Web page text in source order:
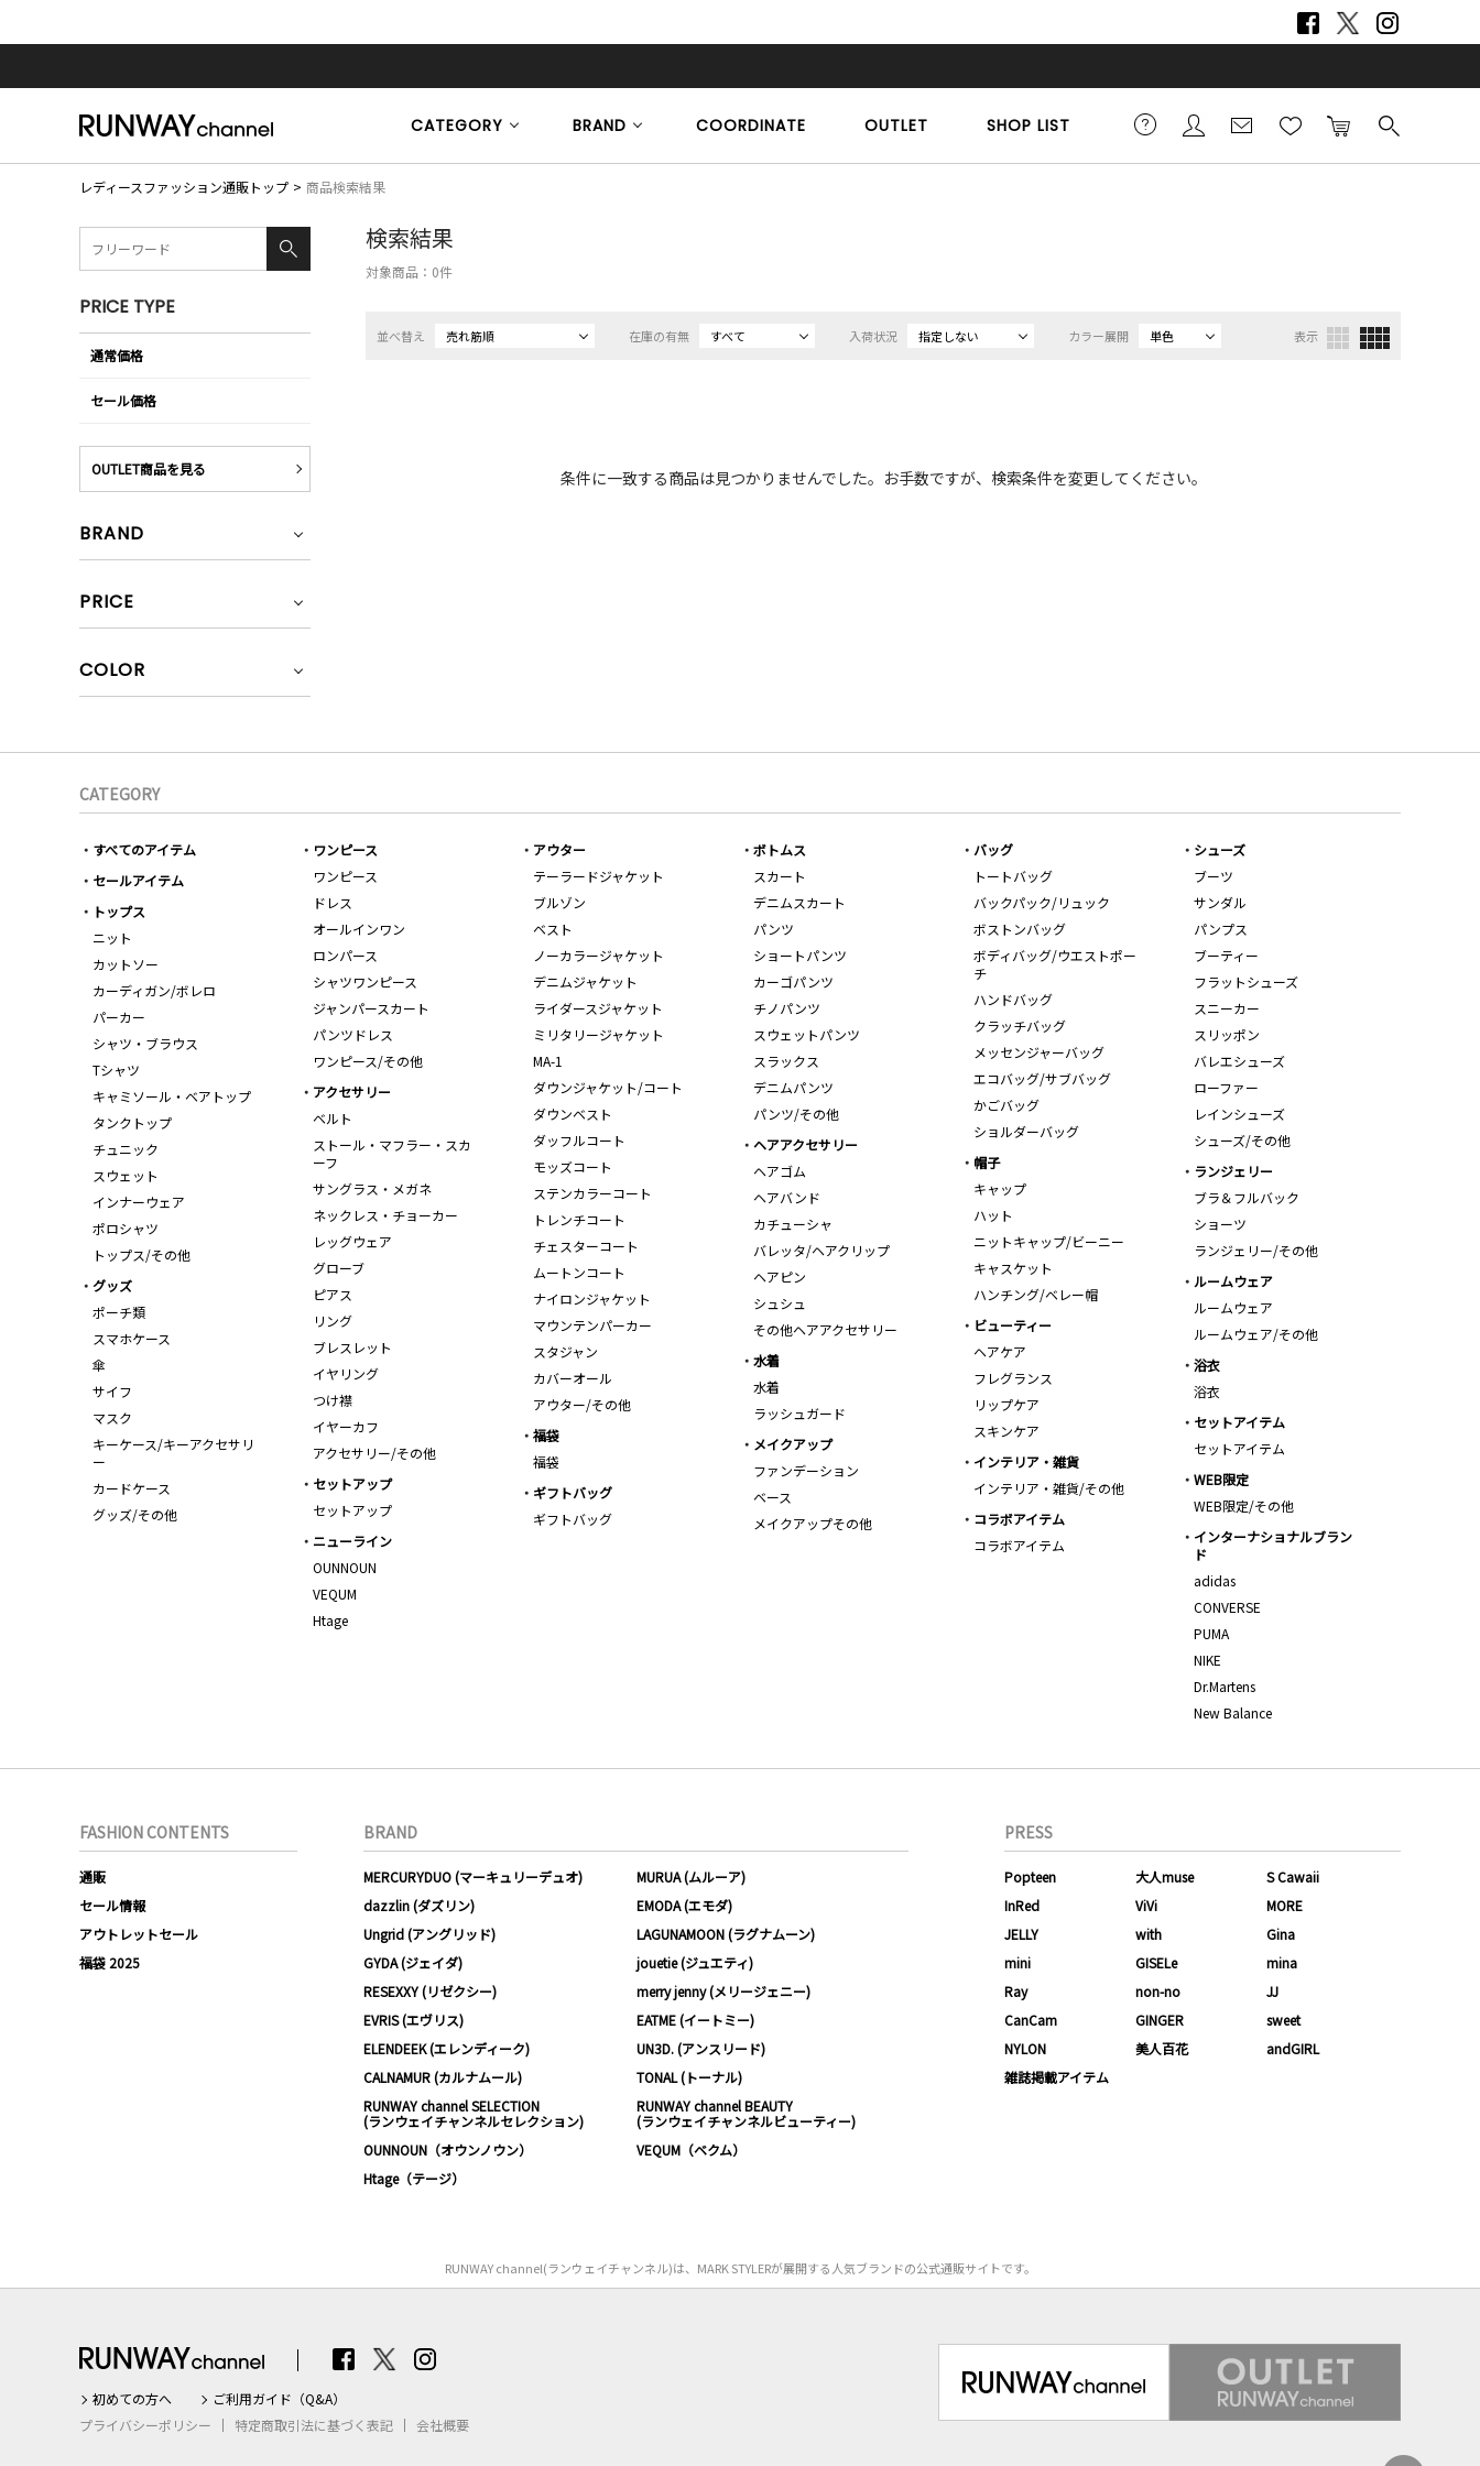
CATEGORY BRAND COORDINATE OUTLET SHOP LIST
レディースファッション通販トップ 商品検索結果
検索結果
対象商品： 0件
並べ替え 売れ筋順 在庫の有無 すべて 入荷状況 指定しない カラー展開 単色 表示
条件に一致する商品は見つかりませんでした。お手数ですが、検索条件を変更してください。
PRICE TYPE
通常価格
セール価格
OUTLET商品を見る
BRAND
PRICE
COLOR
CATEGORY
すべてのアイテム
セールアイテム
トップス
ニット
カットソー
カーディガン/ボレロ
パーカー
シャツ・ブラウス
Tシャツ
キャミソール・ベアトップ
タンクトップ
チュニック
スウェット
インナーウェア
ポロシャツ
トップス/その他
ワンピース
ワンピース
ドレス
オールインワン
ロンパース
シャツワンピース
ジャンパースカート
パンツドレス
ワンピース/その他
アウター
テーラードジャケット
ブルゾン
ベスト
ノーカラージャケット
デニムジャケット
ライダースジャケット
ミリタリージャケット
MA-1
ダウンジャケット/コート
ダウンベスト
ダッフルコート
モッズコート
ステンカラーコート
トレンチコート
チェスターコート
ムートンコート
ナイロンジャケット
マウンテンパーカー
スタジャン
カバーオール
アウター/その他
ボトムス
スカート
デニムスカート
パンツ
ショートパンツ
カーゴパンツ
チノパンツ
スウェットパンツ
スラックス
デニムパンツ
パンツ/その他
バッグ
トートバッグ
バックパック/リュック
ボストンバッグ
ボディバッグ/ウエストポー
チ
ハンドバッグ
クラッチバッグ
メッセンジャーバッグ
エコバッグ/サブバッグ
かごバッグ
ショルダーバッグ
シューズ
ブーツ
サンダル
パンプス
ブーティー
フラットシューズ
スニーカー
スリッポン
バレエシューズ
ローファー
レインシューズ
シューズ/その他
アクセサリー
ベルト
ストール・マフラー・スカ
ーフ
サングラス・メガネ
ネックレス・チョーカー
レッグウェア
グローブ
ピアス
リング
ブレスレット
イヤリング
つけ襟
イヤーカフ
アクセサリー/その他
ヘアアクセサリー
ヘアゴム
ヘアバンド
カチューシャ
バレッタ/ヘアクリップ
ヘアピン
シュシュ
その他ヘアアクセサリー
帽子
キャップ
ハット
ニットキャップ/ビーニー
キャスケット
ハンチング/ベレー帽
ランジェリー
ブラ＆フルバック
ショーツ
ランジェリー/その他
ルームウェア
ルームウェア
ルームウェア/その他
グッズ
ポーチ類
スマホケース
傘
サイフ
マスク
キーケース/キーアクセサリ
ー
カードケース
グッズ/その他
ビューティー
ヘアケア
フレグランス
リップケア
スキンケア
水着
水着
ラッシュガード
浴衣
浴衣
セットアイテム
セットアイテム
福袋
福袋
メイクアップ
ファンデーション
ベース
メイクアップその他
インテリア・雑貨
インテリア・雑貨/その他
WEB限定
WEB限定/その他
セットアップ
セットアップ
ギフトバッグ
ギフトバッグ
コラボアイテム
コラボアイテム
インターナショナルブラン
ド
adidas
CONVERSE
PUMA
NIKE
Dr.Martens
New Balance
ニューライン
OUNNOUN
VEQUM
Htage
FASHION CONTENTS
通販
セール情報
アウトレットセール
福袋 2025
BRAND
MERCURYDUO (マーキュリーデュオ)
MURUA (ムルーア)
dazzlin (ダズリン)
EMODA (エモダ)
Ungrid (アングリッド)
LAGUNAMOON (ラグナムーン)
GYDA (ジェイダ)
jouetie (ジュエティ)
RESEXXY (リゼクシー)
merry jenny (メリージェニー)
EVRIS (エヴリス)
EATME (イートミー)
ELENDEEK (エレンディーク)
UN3D. (アンスリード)
CALNAMUR (カルナムール)
TONAL (トーナル)
RUNWAY channel SELECTION
(ランウェイチャンネルセレクション)
RUNWAY channel BEAUTY
(ランウェイチャンネルビューティー)
OUNNOUN（オウンノウン）
VEQUM（ベクム）
Htage（テージ）
PRESS
Popteen 大人muse
S Cawaii
InRed
ViVi
MORE
JELLY
with
Gina
mini
GISELe
mina
Ray
non-no
JJ
CanCam
GINGER
sweet
NYLON
美人百花
andGIRL
雑誌掲載アイテム
RUNWAY channel(ランウェイチャンネル)は、MARK STYLERが展開する人気ブランドの公式通販サイトです。
初めての方へ
ご利用ガイド（Q&A）
プライバシーポリシー
特定商取引法に基づく表記 会社概要